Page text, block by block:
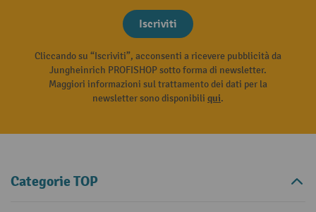
Iscriviti
Cliccando su “Iscriviti”, acconsenti a ricevere pubblicità da
Jungheinrich PROFISHOP sotto forma di newsletter.
Maggiori informazioni sul trattamento dei dati per la
newsletter sono disponibili qui.
Categorie TOP